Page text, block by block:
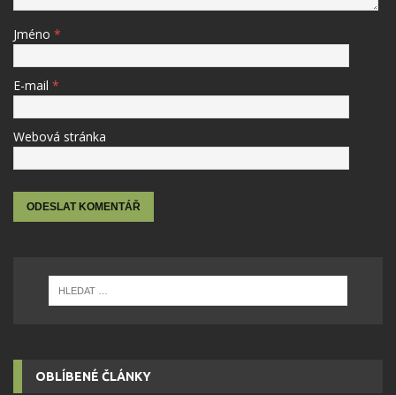
Jméno *
E-mail *
Webová stránka
OBLÍBENÉ ČLÁNKY